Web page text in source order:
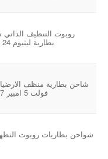
روبوت التنظيف
بطارية ليثيوم 24 فولت
فولت 5 امبير 7 امبير